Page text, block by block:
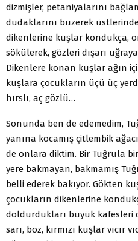
dizmişler, petaniyalarını
dudaklarını büzerek
dikenlerine kuşlar kondukça,
sökülerek, gözleri dışarı
Dikenlere konan kuşlar ağın
kuşlara çocukların üçü üç
hırslı, aç gözlü…
Sonunda ben de edemedim,
yanına kocamış çitlembik
de onlara diktim. Bir Tuğrula
yere bakmayan, bakmamış
belli ederek bakıyor. Gökten
çocukların dikenlerine
doldurdukları büyük kafesleri
sarı, boz, kırmızı kuşlar vıcır